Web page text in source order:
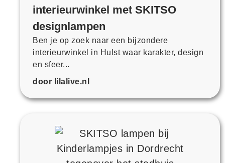
interieurwinkel met SKITSO
designlampen
Ben je op zoek naar een bijzondere
interieurwinkel in Hulst waar karakter, design
en sfeer...
door lilalive.nl